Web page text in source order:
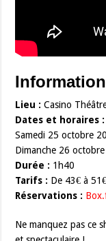
Lieu : Casino
Dates et horaires
Samedi 25 octobre
Dimanche 26
Durée : 1h40
Tarifs : De 43€ à 51€
Réservations :
Ne manquez pas ce